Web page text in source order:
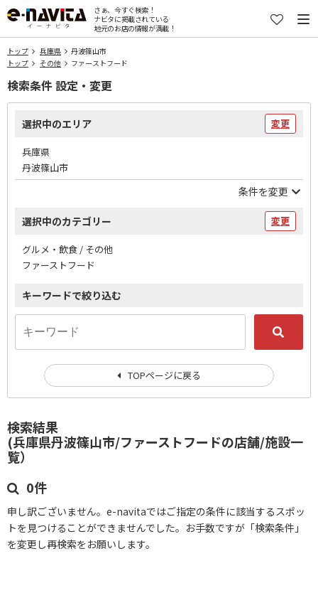
さぁ、今すぐ検索！
ナビタに掲載されている
地元のお店の情報が満載！
トップ 兵庫県
丹波篠山市
トップ
その他 ファーストフード
検索結果
(兵庫県丹波篠山市/ファーストフードの店舗/施設一
覧）
0件
申し訳ございません。e-navitaではご指定の条件に該当するスポッ
トを見つけることができませんでした。お手数ですが「検索条件」
を変更し再検索をお願いします。
検索条件 設定・変更
選択中のエリア 変更
兵庫県
丹波篠山市
条件を変更
選択中のカテゴリー 変更
グルメ・飲食 / その他
ファーストフード
キーワードで絞り込む
TOPページに戻る